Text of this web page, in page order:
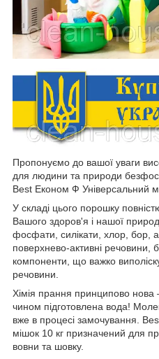
Пропонуємо до вашої уваги
для людини та природи
Best Економ Ф Універсальний
У складі цього порошку
Вашого здоров'я і нашої
фосфати, силікати, хлор, бор,
поверхнево-активні речовини,
компоненти, що важко
речовини.
Хімія прання принципово
чином підготовлена вода!
вже в процесі замочування.
мішок 10 кг призначений для
вовни та шовку.